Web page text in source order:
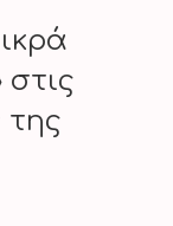
της